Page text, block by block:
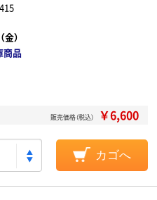
）
商品
販売価格（税込） ￥6,600
カゴへ